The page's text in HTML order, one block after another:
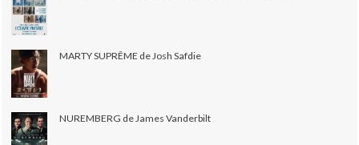
MARTY SUPRÊME de Josh Safdie
NUREMBERG de James Vanderbilt